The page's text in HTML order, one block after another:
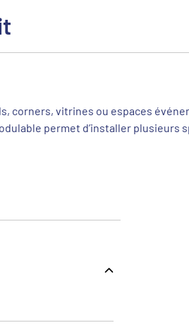
corners, vitrines ou espaces
permet d’installer